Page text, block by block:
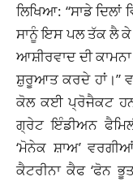
ਲਿਖਿਆ: “ਸਾਡੇ
ਸਾਨੂੰ ਇਸ ਪਲ ਤੱਕ ਲੈ
ਆਸ਼ੀਰਵਾਦ ਦੀ
ਸ਼ੁਰੂਆਤ ਕਰਦੇ ਹਾਂ।”
ਕੋਲ ਕਈ ਪ੍ਰੋਜੈਕਟ ਹਨ।
ਗ੍ਰੇਟ ਇੰਡੀਅਨ
‘ਮੋਨੇਕ ਸ਼ਾਅ’
ਕੈਟਰੀਨਾ ਕੈਫ ‘ਫੋਨ